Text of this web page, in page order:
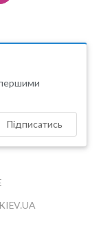
Підписатись